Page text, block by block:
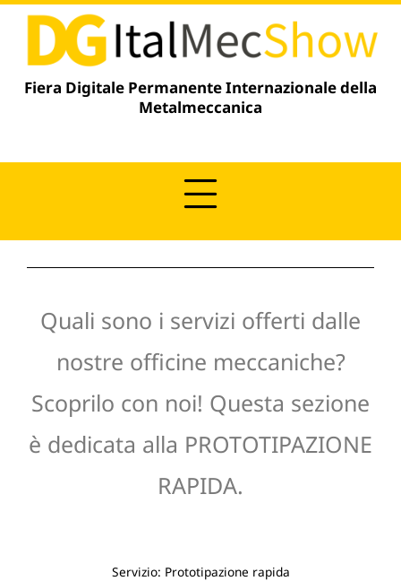
contenuto
Vai
contenuto
Fiera Digitale Permanente Internazionale della
Metalmeccanica
Quali sono i servizi offerti dalle
nostre officine meccaniche?
Scoprilo con noi! Questa sezione
è dedicata alla PROTOTIPAZIONE
RAPIDA.
Servizio: Prototipazione rapida